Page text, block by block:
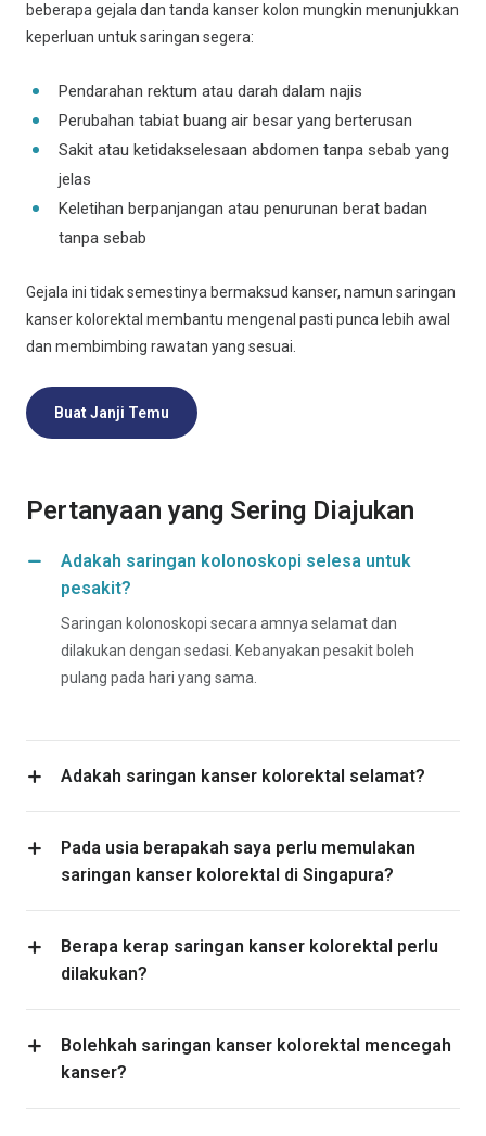
beberapa gejala dan tanda kanser kolon mungkin menunjukkan
keperluan untuk saringan segera:
Pendarahan rektum atau darah dalam najis
Perubahan tabiat buang air besar yang berterusan
Sakit atau ketidakselesaan abdomen tanpa sebab yang
jelas
Keletihan berpanjangan atau penurunan berat badan
tanpa sebab
Gejala ini tidak semestinya bermaksud kanser, namun saringan
kanser kolorektal membantu mengenal pasti punca lebih awal
dan membimbing rawatan yang sesuai.
Buat Janji Temu
Pertanyaan yang Sering Diajukan
Adakah saringan kolonoskopi selesa untuk
pesakit?
Saringan kolonoskopi secara amnya selamat dan
dilakukan dengan sedasi. Kebanyakan pesakit boleh
pulang pada hari yang sama.
Adakah saringan kanser kolorektal selamat?
Pada usia berapakah saya perlu memulakan
saringan kanser kolorektal di Singapura?
Berapa kerap saringan kanser kolorektal perlu
dilakukan?
Bolehkah saringan kanser kolorektal mencegah
kanser?